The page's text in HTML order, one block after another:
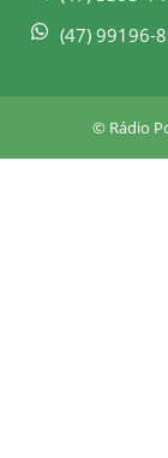
s
q
a
(47) 99196-
© Rádio